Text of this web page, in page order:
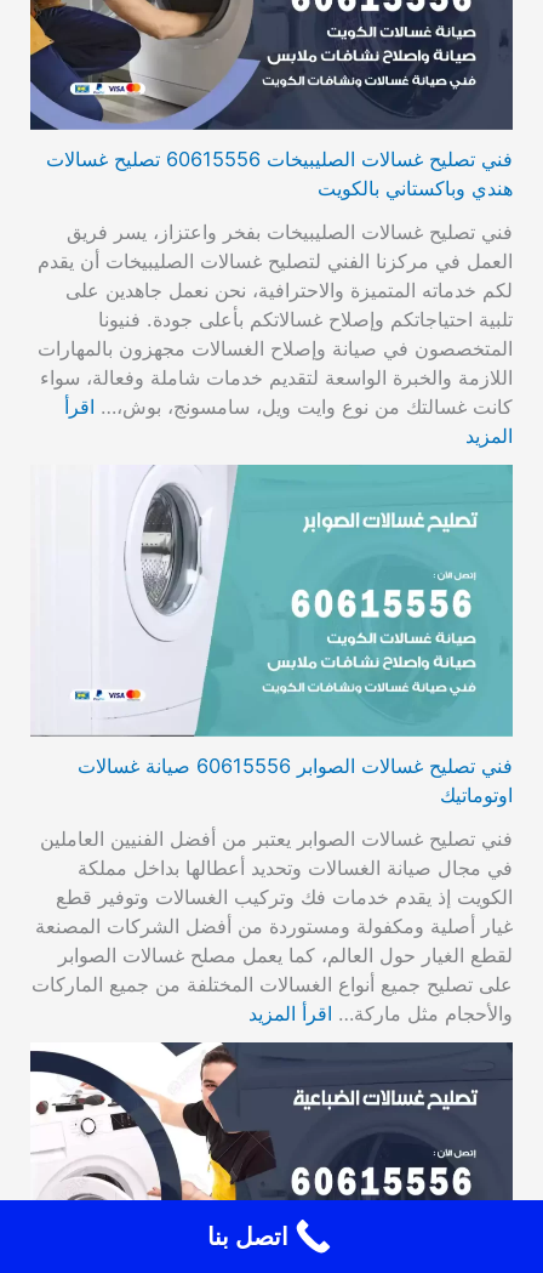
فني تصليح غسالات الصليبيخات 60615556 تصليح غسالات
هندي وباكستاني بالكويت
فني تصليح غسالات الصليبيخات بفخر واعتزاز، يسر فريق
العمل في مركزنا الفني لتصليح غسالات الصليبيخات أن يقدم
لكم خدماته المتميزة والاحترافية، نحن نعمل جاهدين على
تلبية احتياجاتكم وإصلاح غسالاتكم بأعلى جودة. فنيونا
المتخصصون في صيانة وإصلاح الغسالات مجهزون بالمهارات
اللازمة والخبرة الواسعة لتقديم خدمات شاملة وفعالة، سواء
كانت غسالتك من نوع وايت ويل، سامسونج، بوش،… اقرأ
المزيد
فني تصليح غسالات الصوابر 60615556 صيانة غسالات
اوتوماتيك
فني تصليح غسالات الصوابر يعتبر من أفضل الفنيين العاملين
في مجال صيانة الغسالات وتحديد أعطالها بداخل مملكة
الكويت إذ يقدم خدمات فك وتركيب الغسالات وتوفير قطع
غيار أصلية ومكفولة ومستوردة من أفضل الشركات المصنعة
لقطع الغيار حول العالم، كما يعمل مصلح غسالات الصوابر
على تصليح جميع أنواع الغسالات المختلفة من جميع الماركات
والأحجام مثل ماركة… اقرأ المزيد
اتصل بنا